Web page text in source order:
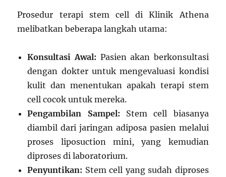
Prosedur terapi stem cell di Klinik Athena
melibatkan beberapa langkah utama:
Konsultasi Awal: Pasien akan berkonsultasi
dengan dokter untuk mengevaluasi kondisi
kulit dan menentukan apakah terapi stem
cell cocok untuk mereka.
Pengambilan Sampel: Stem cell biasanya
diambil dari jaringan adiposa pasien melalui
proses liposuction mini, yang kemudian
diproses di laboratorium.
Penyuntikan: Stem cell yang sudah diproses